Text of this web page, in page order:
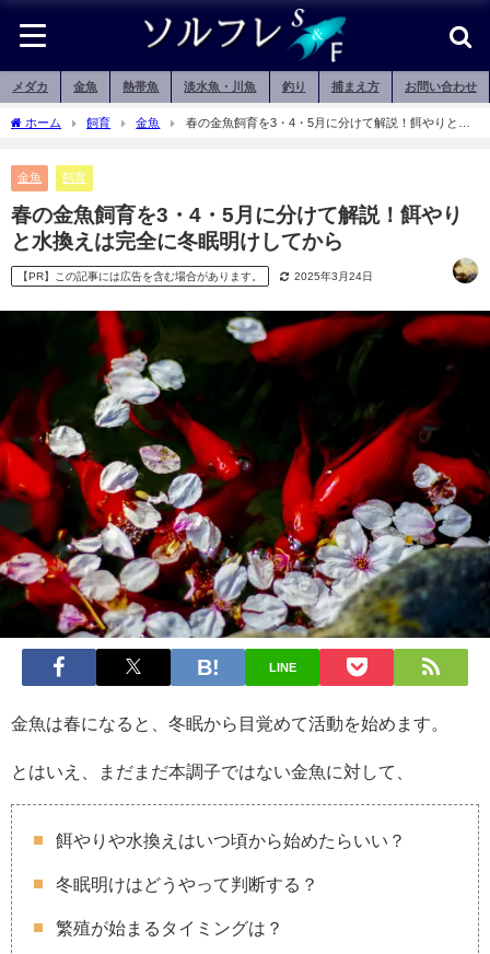
メダカ 金魚 熱帯魚 淡水魚・川魚 釣り 捕まえ方 お問い合わせ
ホーム 飼育 金魚
春の金魚飼育を3・4・5月に分けて解説！餌やりと水
金魚 飼育
春の金魚飼育を3・4・5月に分けて解説！餌やり
と水換えは完全に冬眠明けしてから
【PR】この記事には広告を含む場合があります。 2025年3月24日
LINE
金魚は春になると、冬眠から目覚めて活動を始めます。
とはいえ、まだまだ本調子ではない金魚に対して、
餌やりや水換えはいつ頃から始めたらいい？
冬眠明けはどうやって判断する？
繁殖が始まるタイミングは？